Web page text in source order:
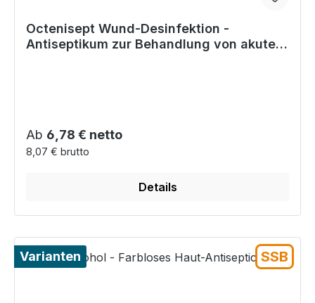
Octenisept Wund-Desinfektion -
Antiseptikum zur Behandlung von akuten
Regulärer Preis:
Ab 6,78 € netto
8,07 € brutto
Details
Varianten SSB